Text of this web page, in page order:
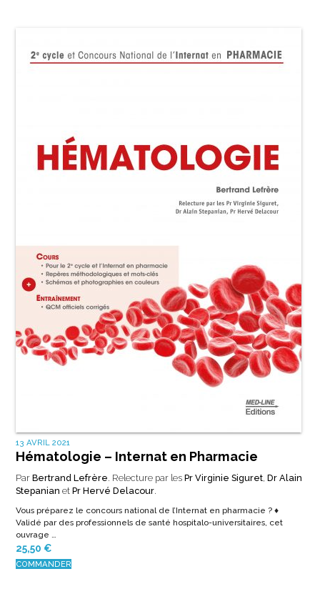
13 AVRIL 2021
Hématologie – Internat en Pharmacie
Par Bertrand Lefrère. Relecture par les Pr Virginie Siguret, Dr Alain
Stepanian et Pr Hervé Delacour.
Vous préparez le concours national de l’Internat en pharmacie ? ♦
Validé par des professionnels de santé hospitalo-universitaires, cet
ouvrage …
25,50 €
COMMANDER